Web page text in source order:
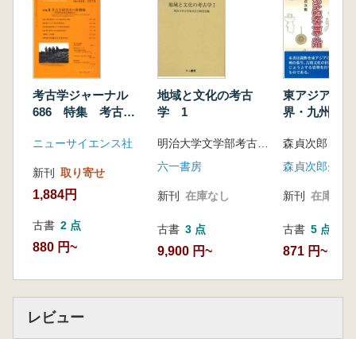
書評
小林 義度「程英超『宰相群体与孝宗朝政
治』」
考古学ジャーナル
686 特集 考古学
資料は何を物語るか
ニューサイエンス社
新刊 取り寄せ
1,884円
古書 2 点
880 円~
地域と文化の考古
学 1
明治大学文学部考古学研究室 編
六一書房
新刊 在庫なし
古書 3 点
9,900 円~
東アジア的
界・九州
森貞次郎
新刊 在庫なし
古書 5 点
871 円~
レビュー